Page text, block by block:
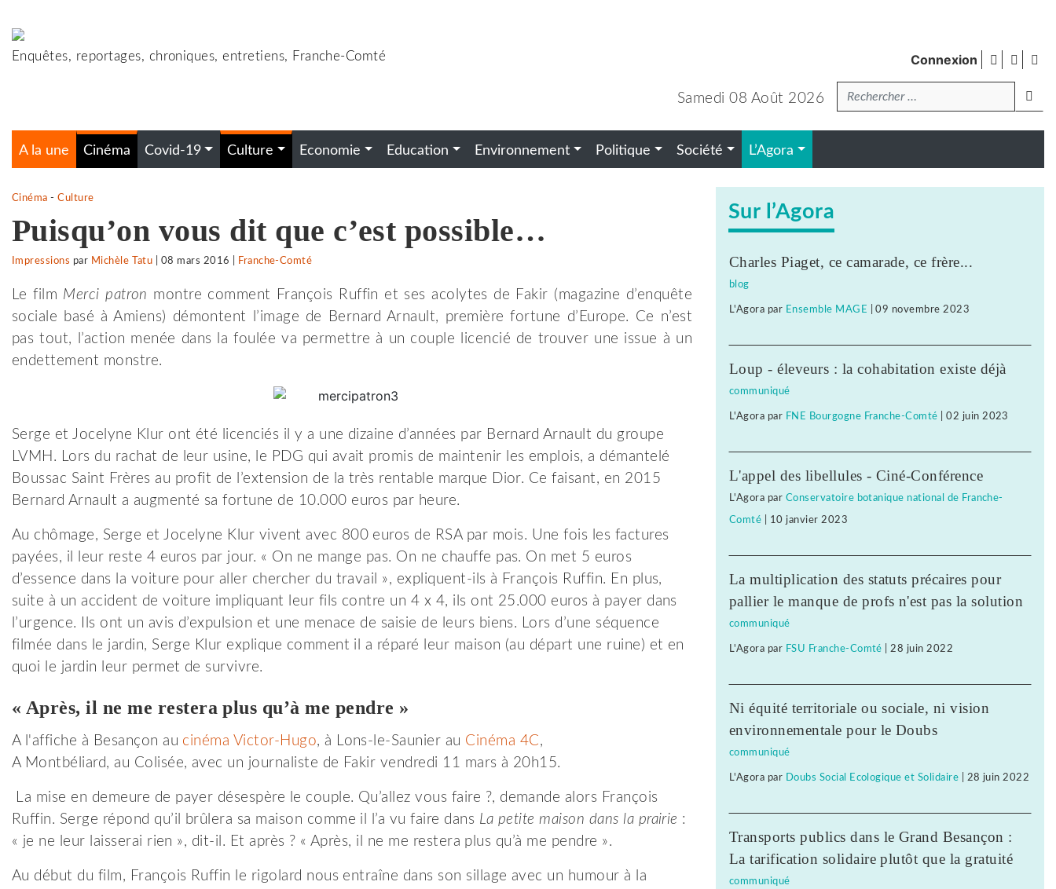
au
contenu
Enquêtes, reportages, chroniques, entretiens, Franche-Comté Connexion facebook
twitter
Samedi 08 Août 2026Recherche
A la une Cinéma Covid-19 Culture Economie Education Environnement Politique Société L’Agora
Cinéma -Culture
Puisqu’on vous dit que c’est possible…
Impressions par Michèle Tatu 08 mars 2016 Franche-Comté
Le film Merci patron montre comment François Ruffin et ses acolytes de Fakir (magazine d’enquête
sociale basé à Amiens) démontent l’image de Bernard Arnault, première fortune d’Europe. Ce n’est
pas tout, l’action menée dans la foulée va permettre à un couple licencié de trouver une issue à un
endettement monstre.
Serge et Jocelyne Klur ont été licenciés il y a une dizaine d’années par Bernard Arnault du groupe
LVMH. Lors du rachat de leur usine, le PDG qui avait promis de maintenir les emplois, a démantelé
Boussac Saint Frères au profit de l’extension de la très rentable marque Dior. Ce faisant, en 2015
Bernard Arnault a augmenté sa fortune de 10.000 euros par heure.
Au chômage, Serge et Jocelyne Klur vivent avec 800 euros de RSA par mois. Une fois les factures
payées, il leur reste 4 euros par jour. « On ne mange pas. On ne chauffe pas. On met 5 euros
d’essence dans la voiture pour aller chercher du travail », expliquent-ils à François Ruffin. En plus,
suite à un accident de voiture impliquant leur fils contre un 4 x 4, ils ont 25.000 euros à payer dans
l’urgence. Ils ont un avis d’expulsion et une menace de saisie de leurs biens. Lors d’une séquence
filmée dans le jardin, Serge Klur explique comment il a réparé leur maison (au départ une ruine) et en
quoi le jardin leur permet de survivre.
« Après, il ne me restera plus qu’à me pendre »
A l'affiche à Besançon au cinéma Victor-Hugo, à Lons-le-Saunier au Cinéma 4C,
A Montbéliard, au Colisée, avec un journaliste de Fakir vendredi 11 mars à 20h15.
La mise en demeure de payer désespère le couple. Qu’allez vous faire ?, demande alors François
Ruffin. Serge répond qu’il brûlera sa maison comme il l’a vu faire dans La petite maison dans la prairie :
« je ne leur laisserai rien », dit-il. Et après ? « Après, il ne me restera plus qu’à me pendre ».
Au début du film, François Ruffin le rigolard nous entraîne dans son sillage avec un humour à la
Sur l’Agora
Charles Piaget, ce camarade, ce frère...
blog
L'Agora par Ensemble MAGE |09 novembre 2023
Loup - éleveurs : la cohabitation existe déjà
communiqué
L'Agora par FNE Bourgogne Franche-Comté |02 juin 2023
L'appel des libellules - Ciné-Conférence
L'Agora par Conservatoire botanique national de Franche-
Comté 10 janvier 2023
La multiplication des statuts précaires pour
pallier le manque de profs n'est pas la solution
communiqué
L'Agora par FSU Franche-Comté 28 juin 2022
Ni équité territoriale ou sociale, ni vision
environnementale pour le Doubs
communiqué
L'Agora par Doubs Social Ecologique et Solidaire 28 juin 2022
Transports publics dans le Grand Besançon :
La tarification solidaire plutôt que la gratuité
communiqué